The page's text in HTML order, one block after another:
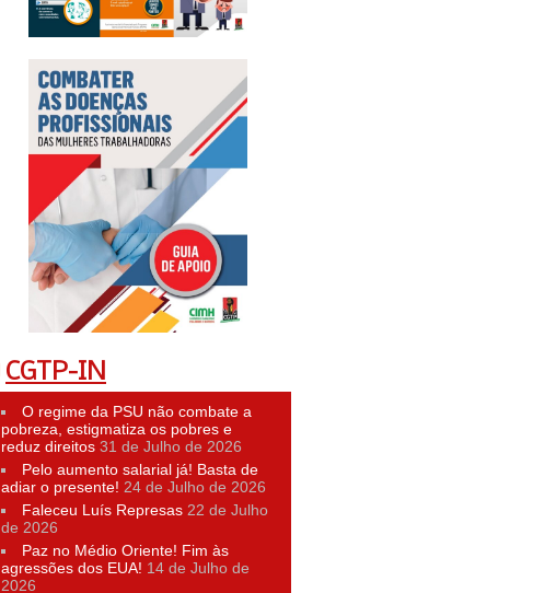
CGTP-IN
O regime da PSU não combate a
pobreza, estigmatiza os pobres e
reduz direitos 31 de Julho de 2026
Pelo aumento salarial já! Basta de
adiar o presente! 24 de Julho de 2026
Faleceu Luís Represas 22 de Julho
de 2026
Paz no Médio Oriente! Fim às
agressões dos EUA! 14 de Julho de
2026